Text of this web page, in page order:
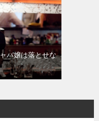
バ嬢は落とせな